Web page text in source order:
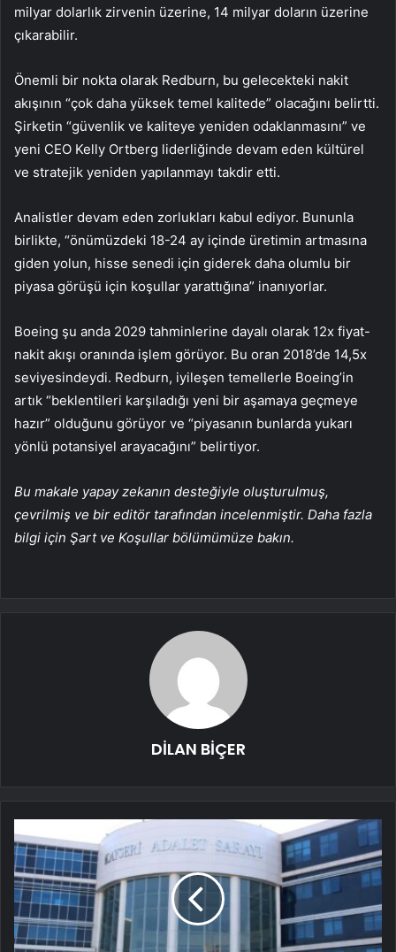
milyar dolarlık zirvenin üzerine, 14 milyar doların üzerine
çıkarabilir.
Önemli bir nokta olarak Redburn, bu gelecekteki nakit
akışının “çok daha yüksek temel kalitede” olacağını belirtti.
Şirketin “güvenlik ve kaliteye yeniden odaklanmasını” ve
yeni CEO Kelly Ortberg liderliğinde devam eden kültürel
ve stratejik yeniden yapılanmayı takdir etti.
Analistler devam eden zorlukları kabul ediyor. Bununla
birlikte, “önümüzdeki 18-24 ay içinde üretimin artmasına
giden yolun, hisse senedi için giderek daha olumlu bir
piyasa görüşü için koşullar yarattığına” inanıyorlar.
Boeing şu anda 2029 tahminlerine dayalı olarak 12x fiyat-
nakit akışı oranında işlem görüyor. Bu oran 2018’de 14,5x
seviyesindeydi. Redburn, iyileşen temellerle Boeing’in
artık “beklentileri karşıladığı yeni bir aşamaya geçmeye
hazır” olduğunu görüyor ve “piyasanın bunlarda yukarı
yönlü potansiyel arayacağını” belirtiyor.
Bu makale yapay zekanın desteğiyle oluşturulmuş,
çevrilmiş ve bir editör tarafından incelenmiştir. Daha fazla
bilgi için Şart ve Koşullar bölümümüze bakın.
DİLAN BİÇER